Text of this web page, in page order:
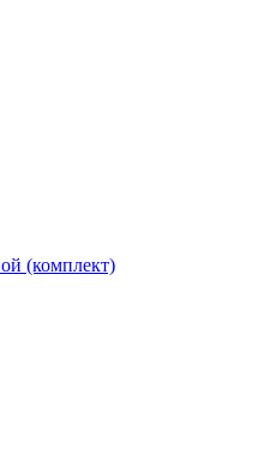
(комплект)